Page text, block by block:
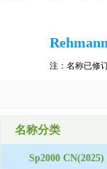
注：名称已修
名称分类
Sp2000 CN(2025)